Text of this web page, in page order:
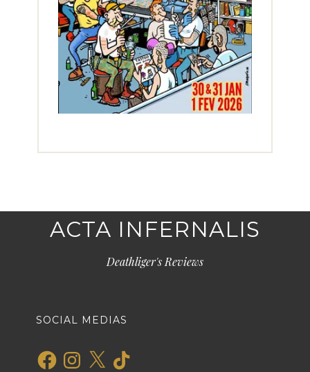
ACTA INFERNALIS
Deathliger's Reviews
SOCIAL MEDIAS
FacebookInstagram
X TikTok